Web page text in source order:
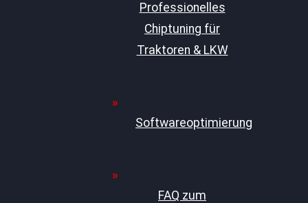
Professionelles
Chiptuning für
Traktoren & LKW
Softwareoptimierung
FAQ zum